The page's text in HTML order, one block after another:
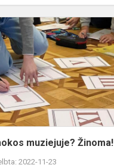
muziejuje? Žinoma!
2022-11-23